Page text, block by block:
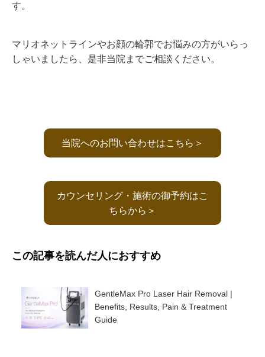
す。
マリオネットラインやお顔の輪郭でお悩みの方がいらっ
しゃいましたら、是非当院までご相談ください。
当院へのお問い合わせはこちら＞
カウンセリング・施術の御予約はこ
ちらから＞
この記事を読んだ人におすすめ
GentleMax Pro Laser Hair Removal |
Benefits, Results, Pain & Treatment
Guide